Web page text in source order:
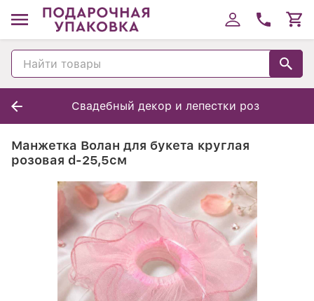
Свадебный декор и лепестки роз
Манжетка Волан для букета круглая
розовая d-25,5см